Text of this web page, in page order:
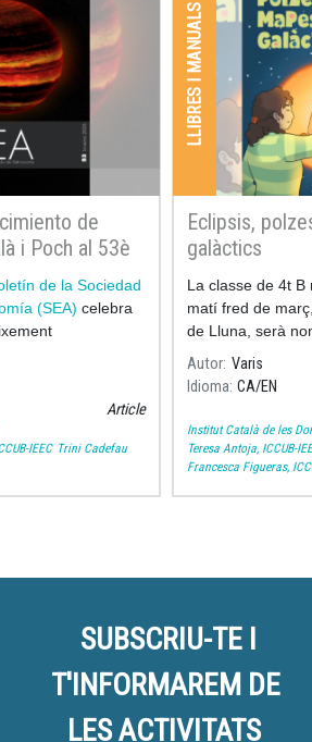
de
i Poch al 53è
Española
de la Sociedad
(SEA) celebra
Article
IEEC Trini Cadefau
LLIBRES I MANUALS
Eclipsis,
galàctics
La classe de 4t B
matí fred de
de Lluna, serà
d’un viatge
Autor Varis
Idioma CA EN
Institut Català de les
Teresa Antoja, ICCUB-
Francesca Figueras,
SUBSCRIU-TE I
T'INFORMAREM DE
LES ACTIVITATS